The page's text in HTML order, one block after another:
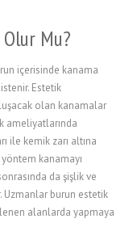
Mu?
içerisinde kanama
Estetik
olan kanamalar
ameliyatlarında
ile kemik zarı altına
kanamayı
da şişlik ve
Uzmanlar burun estetik
alanlarda yapmaya